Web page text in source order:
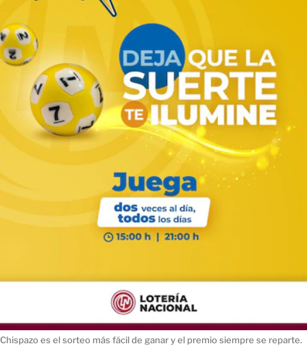
Chispazo es el sorteo más fácil de ganar y el premio siempre se reparte.